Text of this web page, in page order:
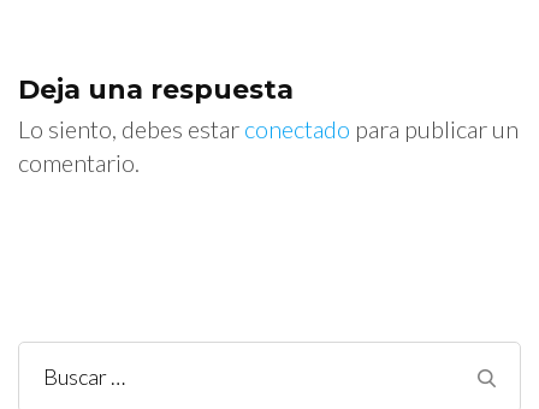
Deja una respuesta
Lo siento, debes estar conectado para publicar un
comentario.
Buscar: